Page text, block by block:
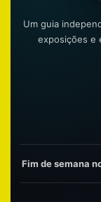
Um guia
exposições e
Fim de semana